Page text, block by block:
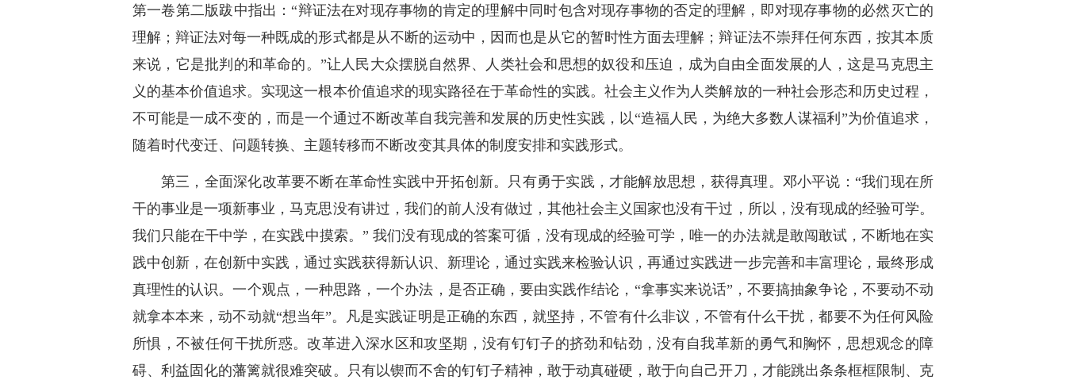
第一卷第二版跋中指出：“辩证法在对现存事物的肯定的理解中同时包含对现存事物的否定的理解，即对现存事物的必然灭亡的
理解；辩证法对每一种既成的形式都是从不断的运动中，因而也是从它的暂时性方面去理解；辩证法不崇拜任何东西，按其本质
来说，它是批判的和革命的。”让人民大众摆脱自然界、人类社会和思想的奴役和压迫，成为自由全面发展的人，这是马克思主
义的基本价值追求。实现这一根本价值追求的现实路径在于革命性的实践。社会主义作为人类解放的一种社会形态和历史过程，
不可能是一成不变的，而是一个通过不断改革自我完善和发展的历史性实践，以“造福人民，为绝大多数人谋福利”为价值追求，
随着时代变迁、问题转换、主题转移而不断改变其具体的制度安排和实践形式。
第三，全面深化改革要不断在革命性实践中开拓创新。只有勇于实践，才能解放思想，获得真理。邓小平说：“我们现在所
干的事业是一项新事业，马克思没有讲过，我们的前人没有做过，其他社会主义国家也没有干过，所以，没有现成的经验可学。
我们只能在干中学，在实践中摸索。” 我们没有现成的答案可循，没有现成的经验可学，唯一的办法就是敢闯敢试，不断地在实
践中创新，在创新中实践，通过实践获得新认识、新理论，通过实践来检验认识，再通过实践进一步完善和丰富理论，最终形成
真理性的认识。一个观点，一种思路，一个办法，是否正确，要由实践作结论，“拿事实来说话”，不要搞抽象争论，不要动不动
就拿本本来，动不动就“想当年”。凡是实践证明是正确的东西，就坚持，不管有什么非议，不管有什么干扰，都要不为任何风险
所惧，不被任何干扰所惑。改革进入深水区和攻坚期，没有钉钉子的挤劲和钻劲，没有自我革新的勇气和胸怀，思想观念的障
碍、利益固化的藩篱就很难突破。只有以锲而不舍的钉钉子精神，敢于动真碰硬，敢于向自己开刀，才能跳出条条框框限制、克